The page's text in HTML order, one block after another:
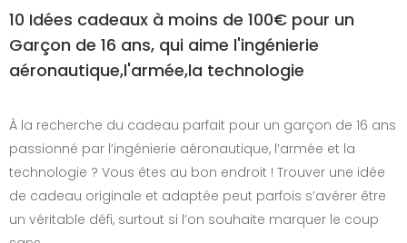
10 Idées cadeaux à moins de 100€ pour un
Garçon de 16 ans, qui aime l'ingénierie
aéronautique,l'armée,la technologie
À la recherche du cadeau parfait pour un garçon de 16 ans
passionné par l’ingénierie aéronautique, l’armée et la
technologie ? Vous êtes au bon endroit ! Trouver une idée
de cadeau originale et adaptée peut parfois s’avérer être
un véritable défi, surtout si l’on souhaite marquer le coup